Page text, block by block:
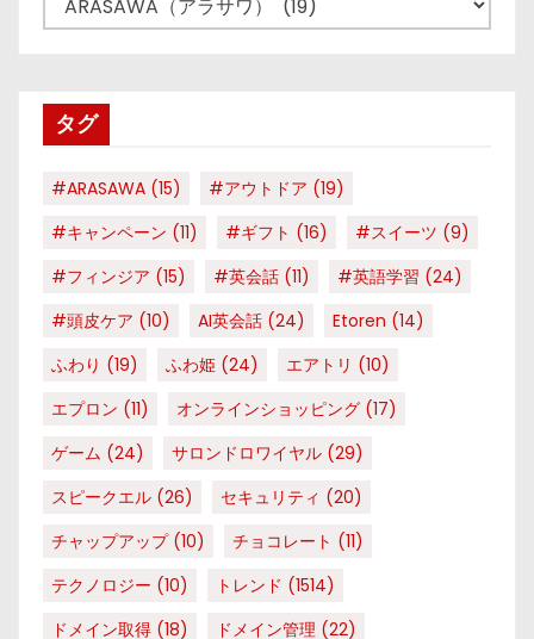
テ
ータグ
#ARASAWA (15) #アウトドア (19)
#キャンペーン (11) #ギフト (16) #スイーツ (9)
#フィンジア (15) #英会話 (11) #英語学習 (24)
#頭皮ケア (10) AI英会話 (24) Etoren (14)
ふわり (19) ふわ姫 (24) エアトリ (10)
エプロン (11) オンラインショッピング (17)
ゲーム (24) サロンドロワイヤル (29)
スピークエル (26) セキュリティ (20)
チャップアップ(10) チョコレート (11)
テクノロジー (10) トレンド (1514)
ドメイン取得 (18) ドメイン管理 (22)